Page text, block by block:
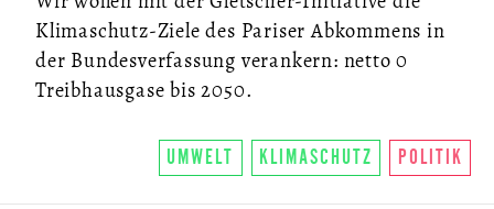
Klimaschutz-Ziele des Pariser Abkommens in
der Bundesverfassung verankern: netto 0
Treibhausgase bis 2050.
UMWELT KLIMASCHUTZ POLITIK